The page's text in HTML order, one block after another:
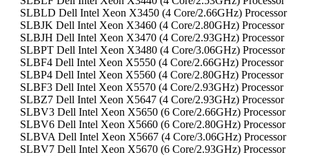
SLBLD Dell Intel Xeon X3450 (4 Core/2.66GHz) Processor
SLBJK Dell Intel Xeon X3460 (4 Core/2.80GHz) Processor
SLBJH Dell Intel Xeon X3470 (4 Core/2.93GHz) Processor
SLBPT Dell Intel Xeon X3480 (4 Core/3.06GHz) Processor
SLBF4 Dell Intel Xeon X5550 (4 Core/2.66GHz) Processor
SLBP4 Dell Intel Xeon X5560 (4 Core/2.80GHz) Processor
SLBF3 Dell Intel Xeon X5570 (4 Core/2.93GHz) Processor
SLBZ7 Dell Intel Xeon X5647 (4 Core/2.93GHz) Processor
SLBV3 Dell Intel Xeon X5650 (6 Core/2.66GHz) Processor
SLBV6 Dell Intel Xeon X5660 (6 Core/2.80GHz) Processor
SLBVA Dell Intel Xeon X5667 (4 Core/3.06GHz) Processor
SLBV7 Dell Intel Xeon X5670 (6 Core/2.93GHz) Processor